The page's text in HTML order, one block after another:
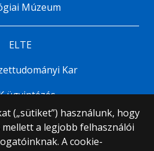
(„sütiket”) használunk, hogy
a legjobb felhasználói
A cookie-
Múzeum
ELTE
Kar
ügyintézés
Tudományegyetem
jog fenntartva.